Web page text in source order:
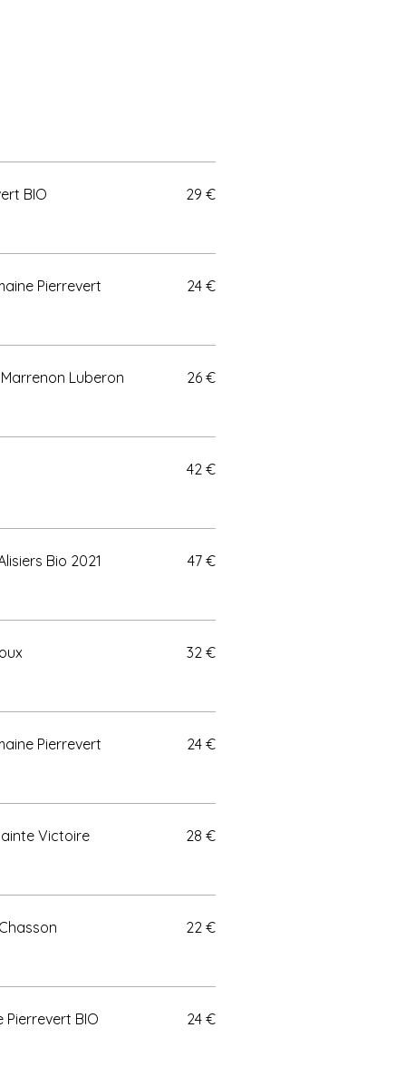
BIO 29 €
Pierrevert 24 €
Domaine Marrenon Luberon 26 €
42 €
Bio 2021 47 €
32 €
BIO Domaine Pierrevert 24 €
Victoire 28 €
22 €
BIO 24 €